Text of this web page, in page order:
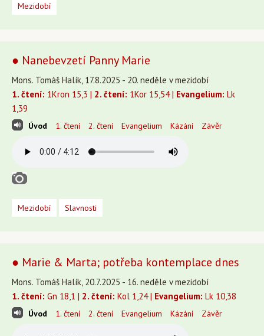
Mezidobí
● Nanebevzetí Panny Marie
Mons. Tomáš Halík, 17.8.2025 - 20. neděle v mezidobí
1. čtení: 1Kron 15,3 | 2. čtení: 1Kor 15,54 | Evangelium: Lk
1,39
Úvod 1. čtení 2. čtení Evangelium Kázání Závěr
Mezidobí Slavnosti
● Marie & Marta; potřeba kontemplace dnes
Mons. Tomáš Halík, 20.7.2025 - 16. neděle v mezidobí
1. čtení: Gn 18,1 | 2. čtení: Kol 1,24 | Evangelium: Lk 10,38
Úvod 1. čtení 2. čtení Evangelium Kázání Závěr